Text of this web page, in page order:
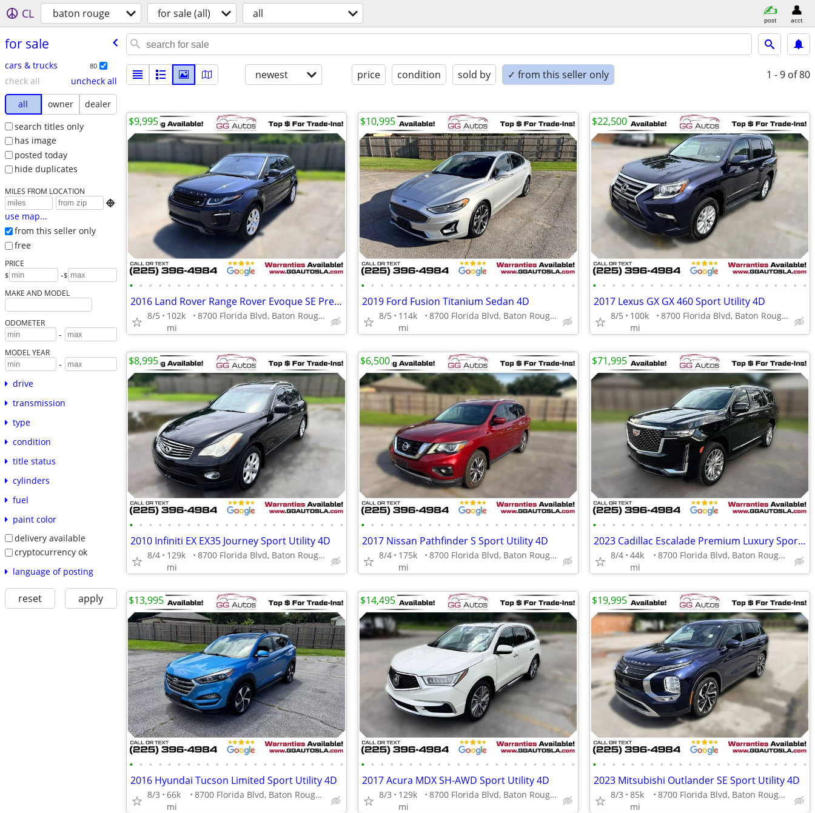
CL baton rouge for sale (all) all post acct
for sale
cars & trucks 80
check all
uncheck all
all
owner
dealer
search titles only
has image
posted today
hide duplicates
MILES FROM LOCATION

use map...
from this seller only
free
PRICE
$ -$
MAKE AND MODEL
ODOMETER
-
MODEL YEAR
-
drive
transmission
type
condition
title status
cylinders
fuel
paint color
delivery available
cryptocurrency ok
language of posting
reset apply
newest price condition sold by ✓ from this seller only 1 - 9 of 80
• • • • • • • • • • • • • • • • • • • • • • •
2016 Land Rover Range Rover Evoque SE Premium Sport Utility 4D
8/5
102k
mi
8700 Florida Blvd, Baton Rouge, LA 70815
$9,995
• • • • • • • • • • • • • • • • • • • • • • •
2019 Ford Fusion Titanium Sedan 4D
8/5
114k
mi
8700 Florida Blvd, Baton Rouge, LA 70815
$10,995
• • • • • • • • • • • • • • • • • • • • • • •
2017 Lexus GX GX 460 Sport Utility 4D
8/5
100k
mi
8700 Florida Blvd, Baton Rouge, LA 70815
$22,500
• • • • • • • • • • • • • • • • • • • • • • •
2010 Infiniti EX EX35 Journey Sport Utility 4D
8/4
129k
mi
8700 Florida Blvd, Baton Rouge, LA 70815
$8,995
• • • • • • • • • • • • • • • • • • • • • • •
2017 Nissan Pathfinder S Sport Utility 4D
8/4
175k
mi
8700 Florida Blvd, Baton Rouge, LA 70815
$6,500
• • • • • • • • • • • • • • • • • • • • • • •
2023 Cadillac Escalade Premium Luxury Sport Utility 4D
8/4 44k
mi
8700 Florida Blvd, Baton Rouge, LA 70815
$71,995
• • • • • • • • • • • • • • • • • • • • • • •
2016 Hyundai Tucson Limited Sport Utility 4D
8/3
66k
mi
8700 Florida Blvd, Baton Rouge, LA 70815
$13,995
• • • • • • • • • • • • • • • • • • • • • • •
2017 Acura MDX SH-AWD Sport Utility 4D
8/3
129k
mi
8700 Florida Blvd, Baton Rouge, LA 70815
$14,495
• • • • • • • • • • • • • • • • • • • • • • •
2023 Mitsubishi Outlander SE Sport Utility 4D
8/3
85k
mi
8700 Florida Blvd, Baton Rouge, LA 70815
$19,995